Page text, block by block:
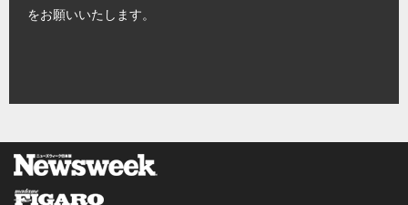
をお願いいたします。